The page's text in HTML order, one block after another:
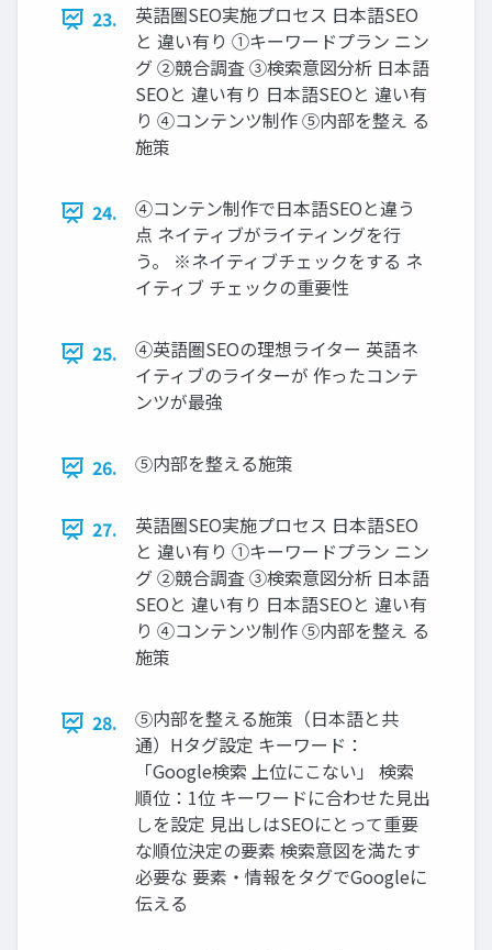
23.
英語圏SEO実施プロセス 日本語SEO
と 違い有り ①キーワードプラン ニン
グ ②競合調査 ③検索意図分析 日本語
SEOと 違い有り 日本語SEOと 違い有
り ④コンテンツ制作 ⑤内部を整え る
施策
24.
④コンテン制作で日本語SEOと違う
点 ネイティブがライティングを行
う。 ※ネイティブチェックをする ネ
イティブ チェックの重要性
25.
④英語圏SEOの理想ライター 英語ネ
イティブのライターが 作ったコンテ
ンツが最強
26. ⑤内部を整える施策
27.
英語圏SEO実施プロセス 日本語SEO
と 違い有り ①キーワードプラン ニン
グ ②競合調査 ③検索意図分析 日本語
SEOと 違い有り 日本語SEOと 違い有
り ④コンテンツ制作 ⑤内部を整え る
施策
28.
⑤内部を整える施策（日本語と共
通）Hタグ設定 キーワード：
「Google検索 上位にこない」 検索
順位：1位 キーワードに合わせた見出
しを設定 見出しはSEOにとって重要
な順位決定の要素 検索意図を満たす
必要な 要素・情報をタグでGoogleに
伝える